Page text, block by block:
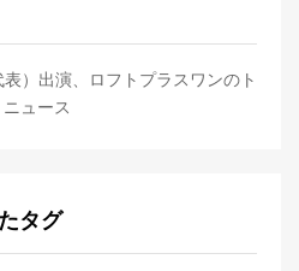
）出演、ロフトプラスワンのト
ュース
タグ